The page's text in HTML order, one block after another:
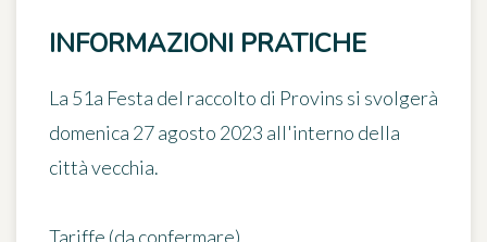
INFORMAZIONI PRATICHE
La 51a Festa del raccolto di Provins si svolgerà
domenica 27 agosto 2023 all'interno della
città vecchia.
Tariffe (da confermare)